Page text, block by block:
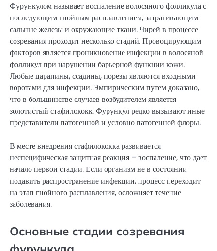
Фурункулом называет воспаление волосяного фолликула с
последующим гнойным расплавлением, затрагивающим
сальные железы и окружающие ткани. Чирей в процессе
созревания проходит несколько стадий. Провоцирующим
факторов является проникновение инфекции в волосяной
фолликул при нарушении барьерной функции кожи.
Любые царапины, ссадины, порезы являются входными
воротами для инфекции. Эмпирическим путем доказано,
что в большинстве случаев возбудителем является
золотистый стафилококк. Фурункул редко вызывают иные
представители патогенной и условно патогенной флоры.
В месте внедрения стафилококка развивается
неспецифическая защитная реакция – воспаление, что дает
начало первой стадии. Если организм не в состоянии
подавить распространение инфекции, процесс переходит
на этап гнойного расплавления, осложняет течение
заболевания.
Основные стадии созревания